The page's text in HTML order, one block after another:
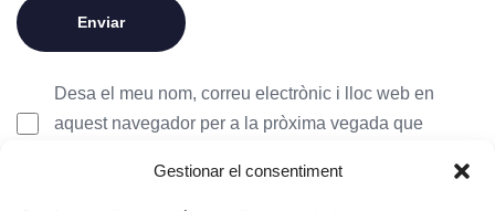
Gestionar el consentiment
Desa el meu nom, correu electrònic i lloc web en
aquest navegador per a la pròxima vegada que